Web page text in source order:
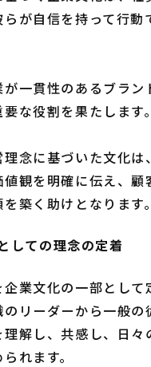
らが自信を持って行動
が一貫性のあるブラン
な役割を果たします。
念に基づいた文化は
値観を明確に伝え、顧
築く助けとなります。
しての理念の定着
業文化の一部として
のリーダーから一般の
理解し、共感し、日々
れます。